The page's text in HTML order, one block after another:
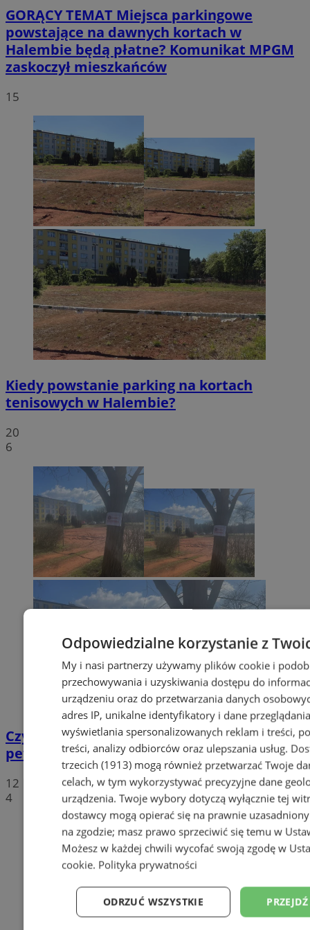
GORĄCY TEMAT Miejsca parkingowe
powstające na dawnych kortach w
Halembie będą płatne? Komunikat MPGM
zaskoczył mieszkańców
15
Kiedy powstanie parking na kortach
tenisowych w Halembie?
20
6
Czy na byłych kortach w Halembie na
pewno powstanie parking?
12
4
Odpowiedzialne korzystanie z
My i nasi partnerzy używamy plików cookie i
przechowywania i uzyskiwania dostępu do
urządzeniu oraz do przetwarzania danych
adres IP, unikalne identyfikatory i dane
wyświetlania spersonalizowanych reklam i treści,
treści, analizy odbiorców oraz ulepszania usług.
trzecich (1913)mogą również przetwarzać Twoje
celach, w tym wykorzystywać precyzyjne dane
urządzenia. Twoje wybory dotyczą wyłącznie tej
dostawcy mogą opierać się na prawnie
na zgodzie; masz prawo sprzeciwić się temu w
Możesz w każdej chwili wycofać swoją zgodę w
cookie. Polityka prywatności
ODRZUĆ WSZYSTKIE